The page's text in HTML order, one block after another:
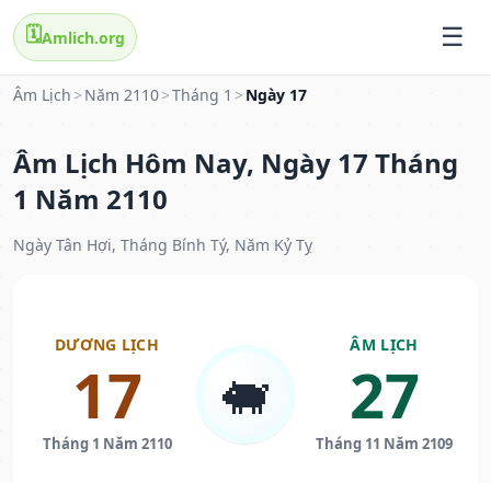
🗓️Amlich.org
Âm Lịch > Năm 2110>Tháng 1 > Ngày 17
Âm Lịch Hôm Nay, Ngày 17 Tháng
1 Năm 2110
Ngày Tân Hợi, Tháng Bính Tý, Năm Kỷ Tỵ
DƯƠNG LỊCH
17
Tháng 1 Năm 2110
🐖
ÂM LỊCH
27
Tháng 11 Năm 2109